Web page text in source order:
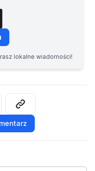
lokalne wiadomości!